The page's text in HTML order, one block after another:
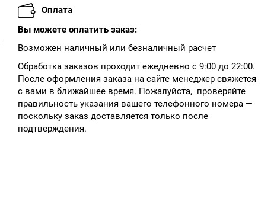
Оплата
Вы можете оплатить заказ:
Возможен наличный или безналичный расчет
Обработка заказов проходит ежедневно с 9:00 до 22:00.
После оформления заказа на сайте менеджер свяжется
с вами в ближайшее время. Пожалуйста, проверяйте
правильность указания вашего телефонного номера —
поскольку заказ доставляется только после
подтверждения.